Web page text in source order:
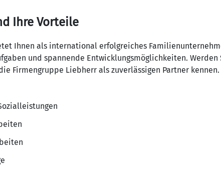
Ihre Vorteile
Ihnen als international erfolgreiches
und spannende Entwicklungsmöglichkeiten. Werden
Firmengruppe Liebherr als zuverlässigen Partner